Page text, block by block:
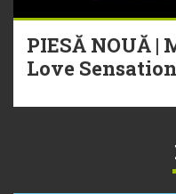
PIESĂ NOUĂ |
Love Sensation